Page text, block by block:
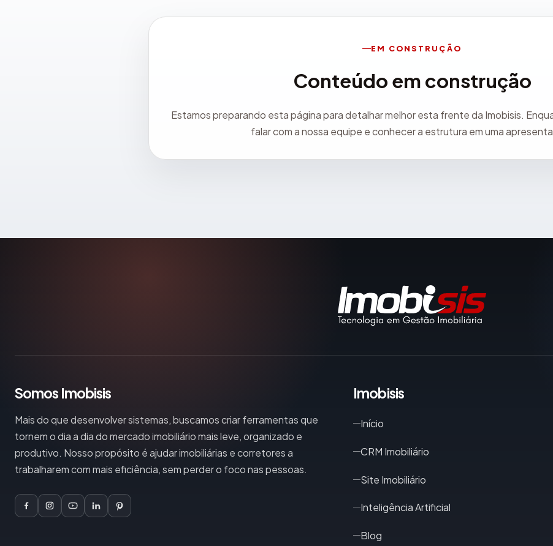
EM CONSTRUÇÃO
Conteúdo em construção
Estamos preparando esta página para detalhar melhor esta frente da Imobisis.
falar com a nossa equipe e conhecer a estrutura em uma
Somos Imobisis
Mais do que desenvolver sistemas, buscamos criar ferramentas que
tornem o dia a dia do mercado imobiliário mais leve, organizado e
produtivo. Nosso propósito é ajudar imobiliárias e corretores a
trabalharem com mais eficiência, sem perder o foco nas pessoas.
Imobisis
Início
CRM Imobiliário
Site Imobiliário
Inteligência Artificial
Blog